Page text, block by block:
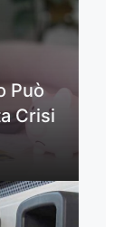
Può
Crisi